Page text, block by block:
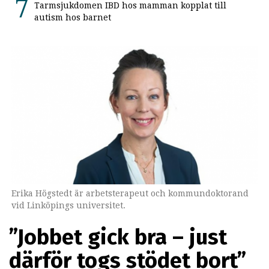
Tarmsjukdomen IBD hos mamman kopplat till
autism hos barnet
Erika Högstedt är arbetsterapeut och kommundoktorand
vid Linköpings universitet.
”Jobbet gick bra – just
därför togs stödet bort”